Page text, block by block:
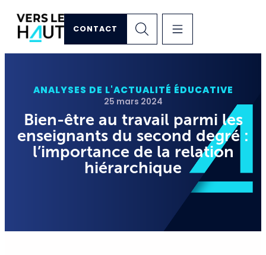
CONTACT
ANALYSES DE L'ACTUALITÉ ÉDUCATIVE
25 mars 2024
Bien-être au travail parmi les
enseignants du second degré :
l’importance de la relation
hiérarchique